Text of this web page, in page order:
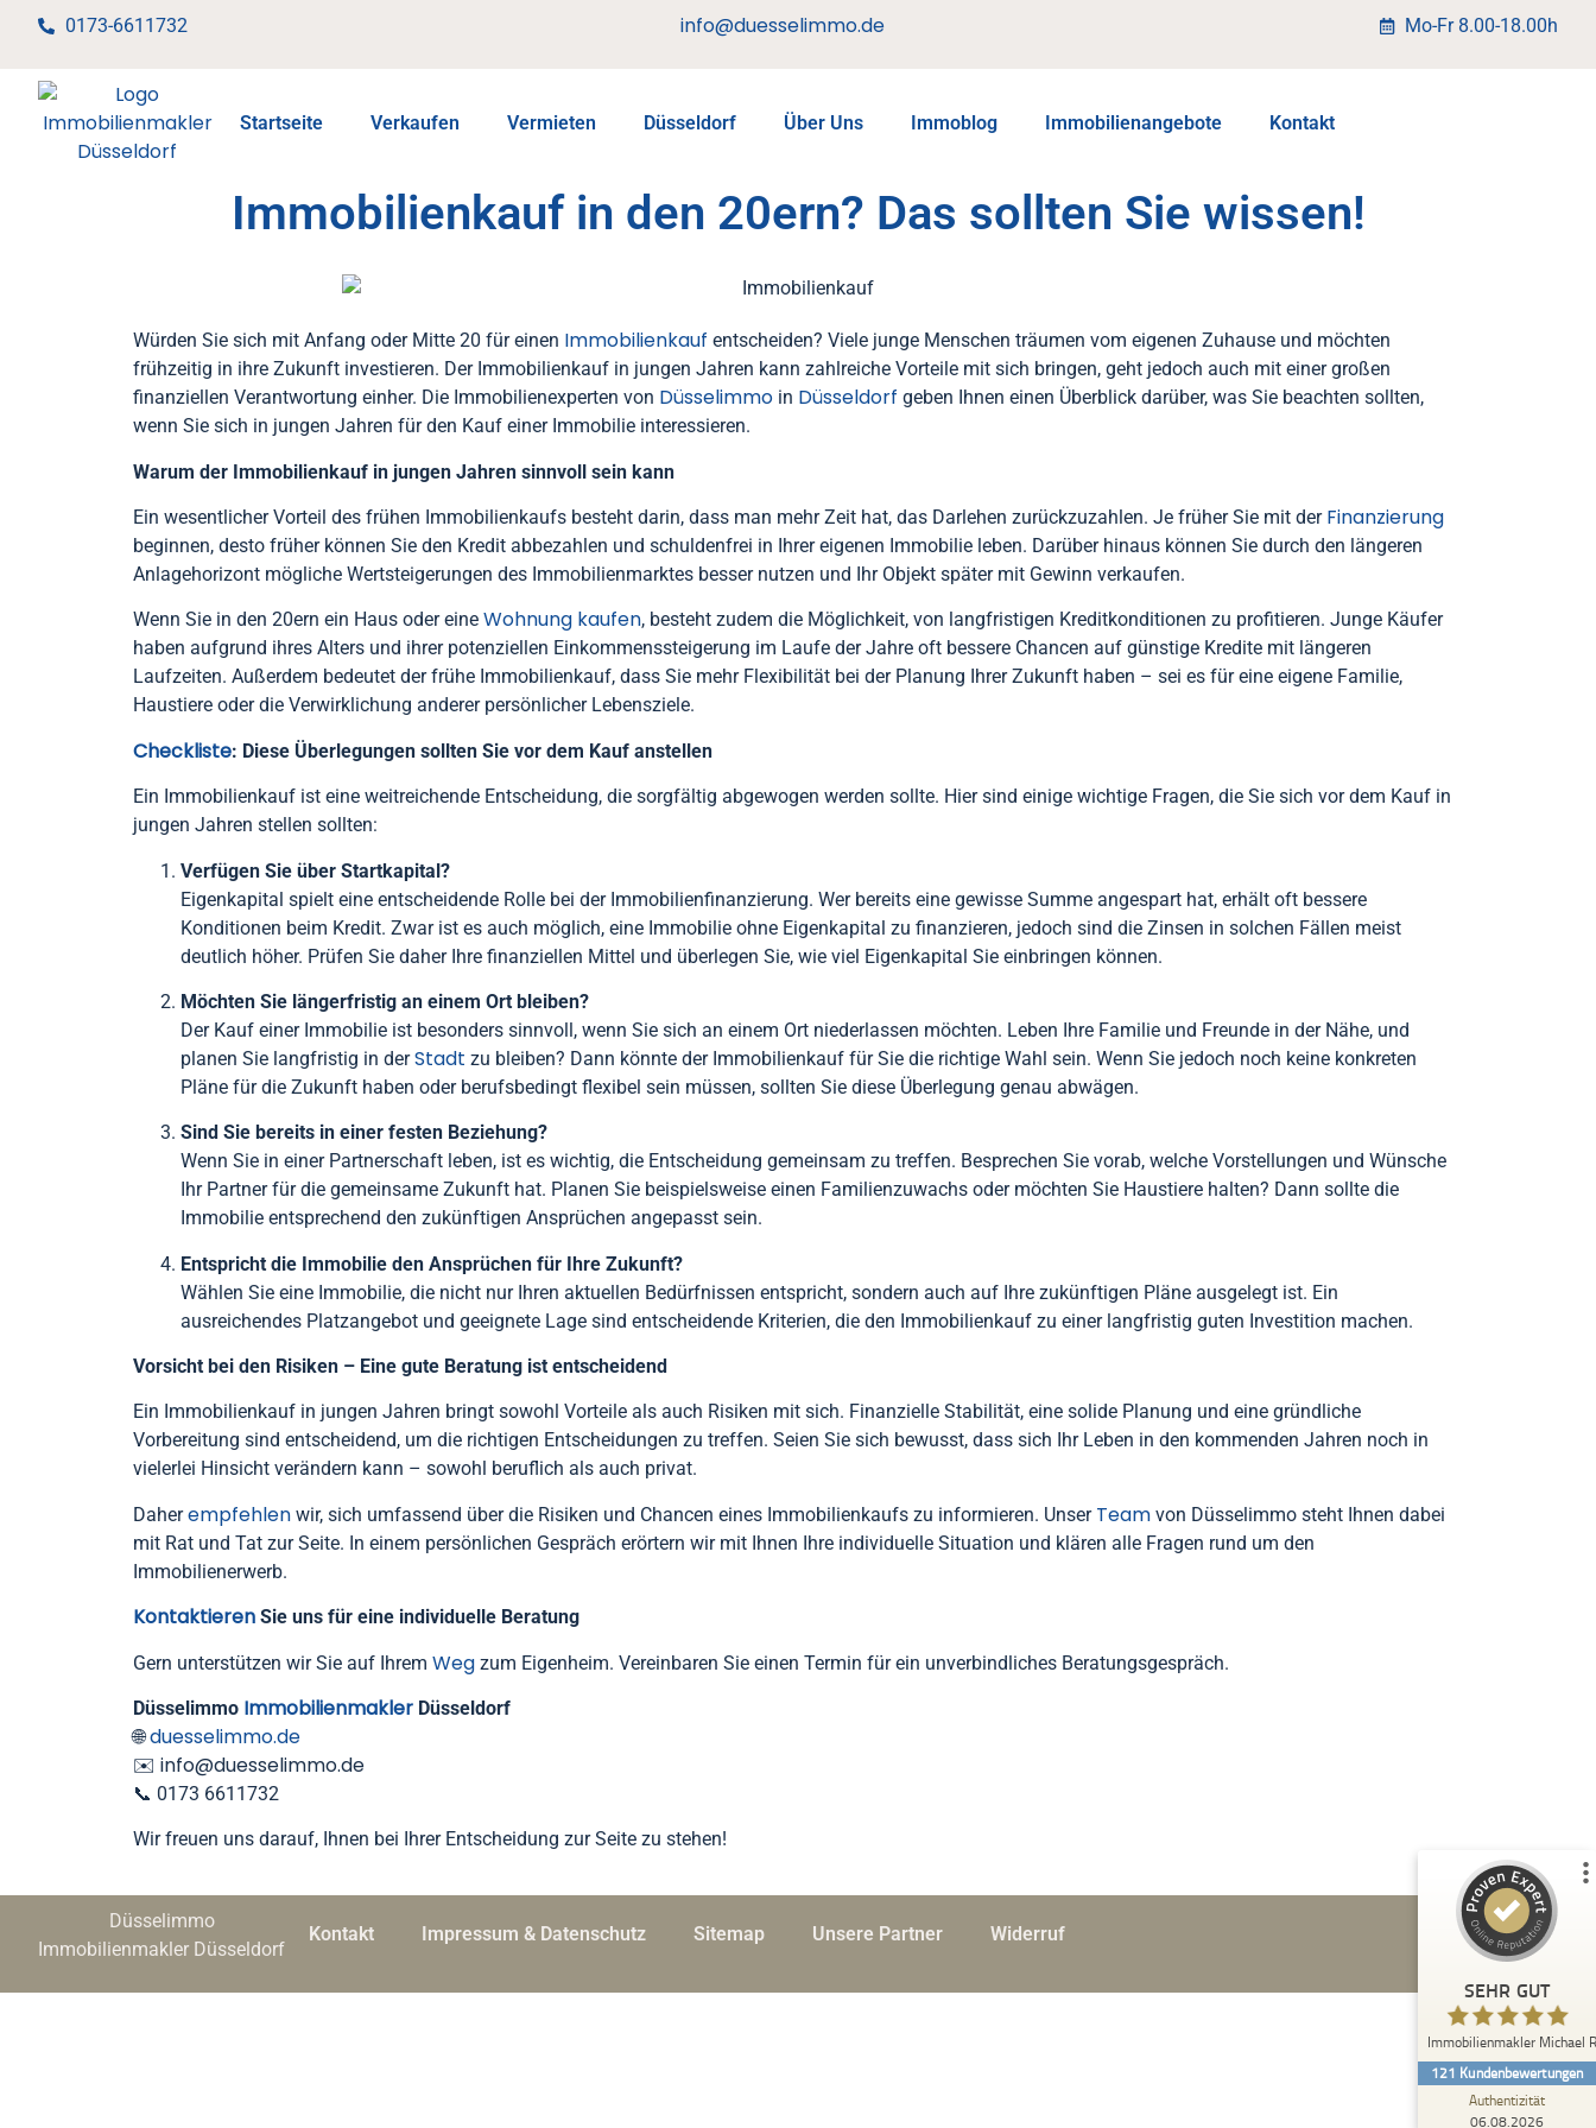
0173-6611732 info@duesselimmo.de Mo-Fr 8.00-18.00h
Startseite Verkaufen Vermieten Düsseldorf Über Uns Immoblog Immobilienangebote Kontakt
Immobilienkauf in den 20ern? Das sollten Sie wissen!
Würden Sie sich mit Anfang oder Mitte 20 für einen Immobilienkauf entscheiden? Viele junge Menschen träumen vom eigenen Zuhause und möchten
frühzeitig in ihre Zukunft investieren. Der Immobilienkauf in jungen Jahren kann zahlreiche Vorteile mit sich bringen, geht jedoch auch mit einer großen
finanziellen Verantwortung einher. Die Immobilienexperten von Düsselimmo in Düsseldorf geben Ihnen einen Überblick darüber, was Sie beachten sollten,
wenn Sie sich in jungen Jahren für den Kauf einer Immobilie interessieren.
Warum der Immobilienkauf in jungen Jahren sinnvoll sein kann
Ein wesentlicher Vorteil des frühen Immobilienkaufs besteht darin, dass man mehr Zeit hat, das Darlehen zurückzuzahlen. Je früher Sie mit der Finanzierung
beginnen, desto früher können Sie den Kredit abbezahlen und schuldenfrei in Ihrer eigenen Immobilie leben. Darüber hinaus können Sie durch den längeren
Anlagehorizont mögliche Wertsteigerungen des Immobilienmarktes besser nutzen und Ihr Objekt später mit Gewinn verkaufen.
Wenn Sie in den 20ern ein Haus oder eine Wohnung kaufen, besteht zudem die Möglichkeit, von langfristigen Kreditkonditionen zu profitieren. Junge Käufer
haben aufgrund ihres Alters und ihrer potenziellen Einkommenssteigerung im Laufe der Jahre oft bessere Chancen auf günstige Kredite mit längeren
Laufzeiten. Außerdem bedeutet der frühe Immobilienkauf, dass Sie mehr Flexibilität bei der Planung Ihrer Zukunft haben – sei es für eine eigene Familie,
Haustiere oder die Verwirklichung anderer persönlicher Lebensziele.
Checkliste: Diese Überlegungen sollten Sie vor dem Kauf anstellen
Ein Immobilienkauf ist eine weitreichende Entscheidung, die sorgfältig abgewogen werden sollte. Hier sind einige wichtige Fragen, die Sie sich vor dem Kauf in
jungen Jahren stellen sollten:
Verfügen Sie über Startkapital?
Eigenkapital spielt eine entscheidende Rolle bei der Immobilienfinanzierung. Wer bereits eine gewisse Summe angespart hat, erhält oft bessere
Konditionen beim Kredit. Zwar ist es auch möglich, eine Immobilie ohne Eigenkapital zu finanzieren, jedoch sind die Zinsen in solchen Fällen meist
deutlich höher. Prüfen Sie daher Ihre finanziellen Mittel und überlegen Sie, wie viel Eigenkapital Sie einbringen können.
Möchten Sie längerfristig an einem Ort bleiben?
Der Kauf einer Immobilie ist besonders sinnvoll, wenn Sie sich an einem Ort niederlassen möchten. Leben Ihre Familie und Freunde in der Nähe, und
planen Sie langfristig in derStadt zu bleiben? Dann könnte der Immobilienkauf für Sie die richtige Wahl sein. Wenn Sie jedoch noch keine konkreten
Pläne für die Zukunft haben oder berufsbedingt flexibel sein müssen, sollten Sie diese Überlegung genau abwägen.
Sind Sie bereits in einer festen Beziehung?
Wenn Sie in einer Partnerschaft leben, ist es wichtig, die Entscheidung gemeinsam zu treffen. Besprechen Sie vorab, welche Vorstellungen und Wünsche
Ihr Partner für die gemeinsame Zukunft hat. Planen Sie beispielsweise einen Familienzuwachs oder möchten Sie Haustiere halten? Dann sollte die
Immobilie entsprechend den zukünftigen Ansprüchen angepasst sein.
Entspricht die Immobilie den Ansprüchen für Ihre Zukunft?
Wählen Sie eine Immobilie, die nicht nur Ihren aktuellen Bedürfnissen entspricht, sondern auch auf Ihre zukünftigen Pläne ausgelegt ist. Ein
ausreichendes Platzangebot und geeignete Lage sind entscheidende Kriterien, die den Immobilienkauf zu einer langfristig guten Investition machen.
Vorsicht bei den Risiken – Eine gute Beratung ist entscheidend
Ein Immobilienkauf in jungen Jahren bringt sowohl Vorteile als auch Risiken mit sich. Finanzielle Stabilität, eine solide Planung und eine gründliche
Vorbereitung sind entscheidend, um die richtigen Entscheidungen zu treffen. Seien Sie sich bewusst, dass sich Ihr Leben in den kommenden Jahren noch in
vielerlei Hinsicht verändern kann – sowohl beruflich als auch privat.
Daherempfehlen wir, sich umfassend über die Risiken und Chancen eines Immobilienkaufs zu informieren. Unser Team von Düsselimmo steht Ihnen dabei
mit Rat und Tat zur Seite. In einem persönlichen Gespräch erörtern wir mit Ihnen Ihre individuelle Situation und klären alle Fragen rund um den
Immobilienerwerb.
Kontaktieren Sie uns für eine individuelle Beratung
Gern unterstützen wir Sie auf Ihrem Weg zum Eigenheim. Vereinbaren Sie einen Termin für ein unverbindliches Beratungsgespräch.
Düsselimmo Immobilienmakler Düsseldorf
🌐duesselimmo.de
✉️ info@duesselimmo.de
📞 0173 6611732
Wir freuen uns darauf, Ihnen bei Ihrer Entscheidung zur Seite zu stehen!
Düsselimmo
Immobilienmakler Düsseldorf
Kontakt Impressum & Datenschutz Sitemap Unsere Partner Widerruf
SEHR GUT
Immobilienmakler Michael
121 Kundenbewertungen
Authentizität
06.08.2026
100
%
Empfehlungen auf
ProvenExpert.com
18
Bewertungen auf
ProvenExpert.com
103
Blick aufs ProvenExpert-Profil werfen
06.08.2026